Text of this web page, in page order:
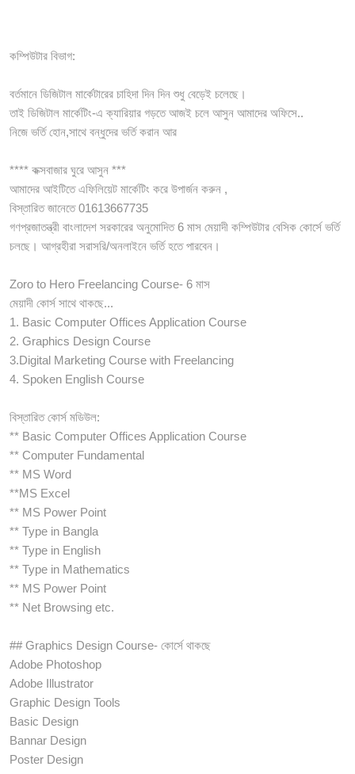
কম্পিউটার বিভাগ:
বর্তমানে ডিজিটাল মার্কেটারের চাহিদা দিন দিন শুধু বেড়েই চলেছে।
তাই ডিজিটাল মার্কেটিং-এ ক্যারিয়ার গড়তে আজই চলে আসুন আমাদের অফিসে..
নিজে ভর্তি হোন,সাথে বন্ধুদের ভর্তি করান আর
**** কক্সবাজার ঘুরে আসুন ***
আমাদের আইটিতে এফিলিয়েট মার্কেটিং করে উপার্জন করুন ,
বিস্তারিত জানেতে 01613667735
গণপ্রজাতন্ত্রী বাংলাদেশ সরকারের অনুমোদিত 6 মাস মেয়াদী কম্পিউটার বেসিক কোর্সে ভর্তি
চলছে। আগ্রহীরা সরাসরি/অনলাইনে ভর্তি হতে পারবেন।
Zoro to Hero Freelancing Course- 6 মাস
মেয়াদী কোর্স সাথে থাকছে...
1. Basic Computer Offices Application Course
2. Graphics Design Course
3.Digital Marketing Course with Freelancing
4. Spoken English Course
বিস্তারিত কোর্স মডিউল:
** Basic Computer Offices Application Course
** Computer Fundamental
** MS Word
**MS Excel
** MS Power Point
** Type in Bangla
** Type in English
** Type in Mathematics
** MS Power Point
** Net Browsing etc.
## Graphics Design Course- কোর্সে থাকছে
Adobe Photoshop
Adobe Illustrator
Graphic Design Tools
Basic Design
Bannar Design
Poster Design